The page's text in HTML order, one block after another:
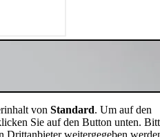
von Standard. Um auf den
Sie auf den Button unten.
Drittanbieter weitergegeben